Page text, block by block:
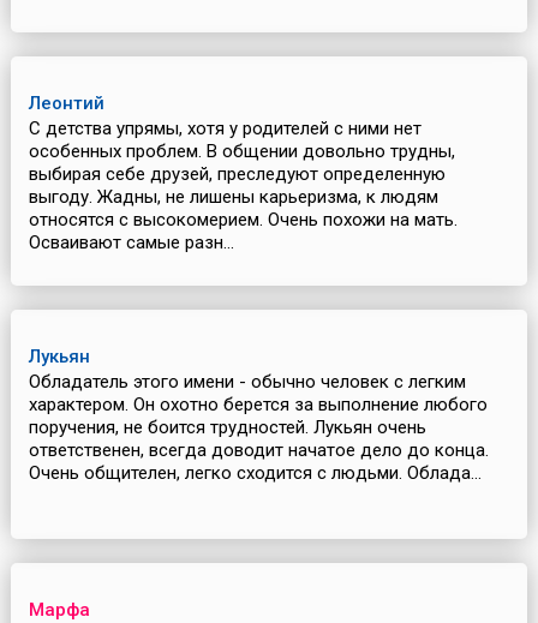
Леонтий
С детства упрямы, хотя у родителей с ними нет
особенных проблем. В общении довольно трудны,
выбирая себе друзей, преследуют определенную
выгоду. Жадны, не лишены карьеризма, к людям
относятся с высокомерием. Очень похожи на мать.
Осваивают самые разн...
Лукьян
Обладатель этого имени - обычно человек с легким
характером. Он охотно берется за выполнение любого
поручения, не боится трудностей. Лукьян очень
ответственен, всегда доводит начатое дело до конца.
Очень общителен, легко сходится с людьми. Облада...
Марфа